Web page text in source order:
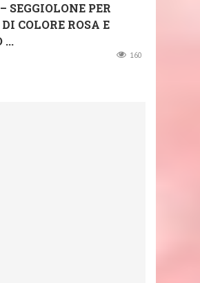
SEGGIOLONE PER
COLORE ROSA E
...
160